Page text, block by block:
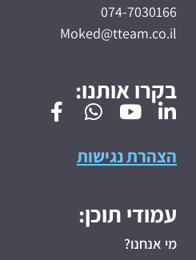
074-7030166
Moked@tteam.co.il
בקרו אותנו:
הצהרת נגישות
עמודי תוכן:
מי אנחנו?